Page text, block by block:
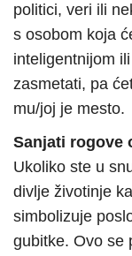
politici, veri ili
s osobom koja
inteligentnijom
zasmetati, pa
mu/joj je mesto.
Sanjati rogove
Ukoliko ste u
divlje životinje
simbolizuje
gubitke. Ovo se